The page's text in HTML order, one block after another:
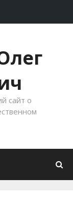
сайт о